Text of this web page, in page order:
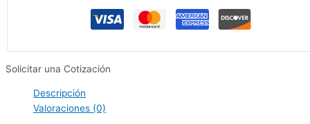
Solicitar una Cotización
Descripción
Valoraciones (0)